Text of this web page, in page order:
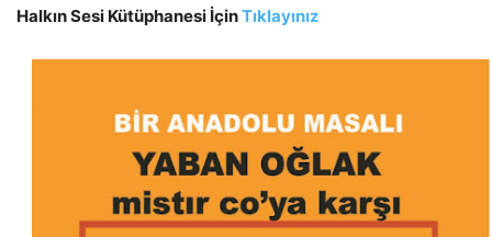
Halkın Sesi Kütüphanesi İçinTıklayınız